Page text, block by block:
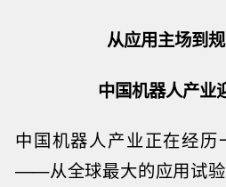
从应用主场到规
中国机器人产业
中国机器人产业正在经历
——从全球最大的应用试